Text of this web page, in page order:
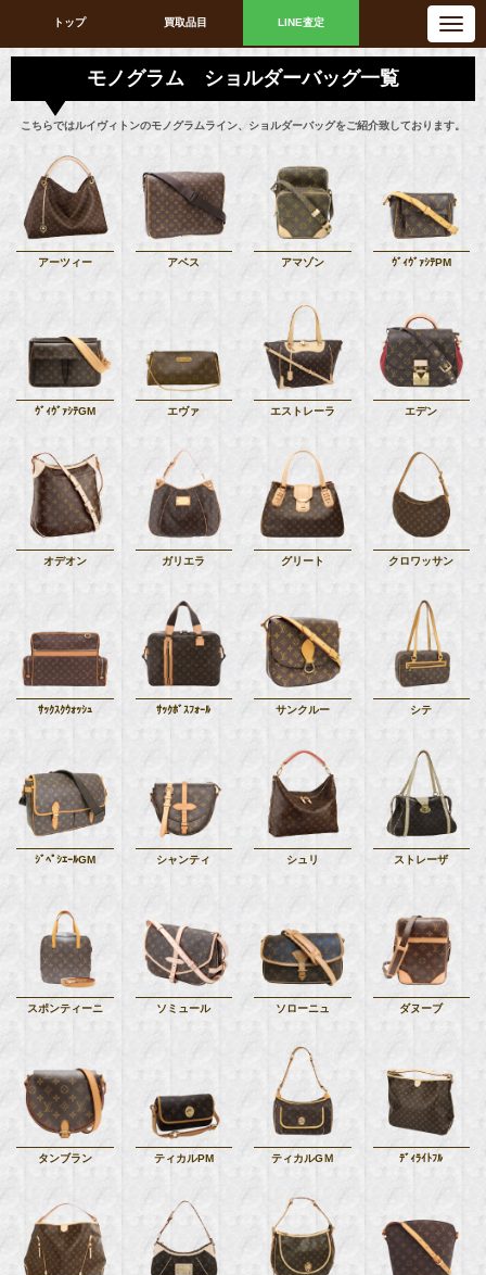
トップ 買取品目 LINE査定
N
a
v
i
t
o
モノグラム ショルダーバッグ一覧
こちらではルイヴィトンのモノグラムライン、ショルダーバッグをご紹介致しております。
アーツィー アベス アマゾン ｳﾞｨｳﾞｧｼﾃPM
ｳﾞｨｳﾞｧｼﾃGM エヴァ エストレーラ エデン
オデオン ガリエラ グリート クロワッサン
ｻｯｸｽｸｳｫｯｼｭ ｻｯｸﾎﾞｽﾌｫｰﾙ サンクルー シテ
ｼﾞﾍﾟｼｴｰﾙGM シャンティ シュリ ストレーザ
スポンティーニ ソミュール ソローニュ ダヌーブ
タンブラン ティカルPM ティカルGＭ ﾃﾞｨﾗｲﾄﾌﾙ